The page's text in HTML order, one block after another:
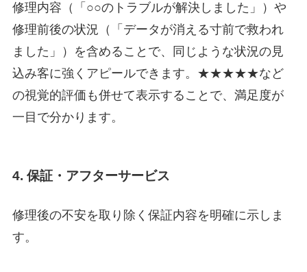
修理内容（「○○のトラブルが解決しました」）や
修理前後の状況（「データが消える寸前で救われ
ました」）を含めることで、同じような状況の見
込み客に強くアピールできます。★★★★★など
の視覚的評価も併せて表示することで、満足度が
一目で分かります。
4. 保証・アフターサービス
修理後の不安を取り除く保証内容を明確に示しま
す。